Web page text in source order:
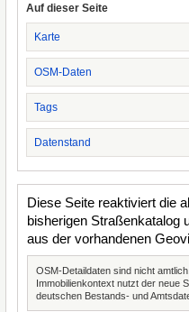
Auf dieser Seite
Karte
OSM-Daten
Tags
Datenstand
Diese Seite reaktiviert die
bisherigen Straßenkatalog
aus der vorhandenen
OSM-Detaildaten sind nicht
Immobilienkontext nutzt der neue
deutschen Bestands- und